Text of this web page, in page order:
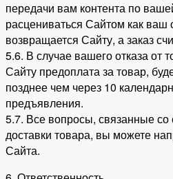
передачи вам контента по
расцениваться Сайтом как ваш
возвращается Сайту, а заказ
5.6. В случае вашего отказа от
Сайту предоплата за товар,
позднее чем через 10
предъявления.
5.7. Все вопросы, связанные
доставки товара, вы можете
Сайта.